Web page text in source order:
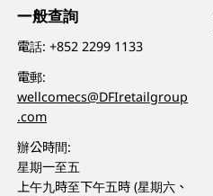
一般查詢
電話:+852 2299 1133
電郵:
wellcomecs@DFIretailgroup
.com
辦公時間:
星期一至五
上午九時至下午五時 (星期六、